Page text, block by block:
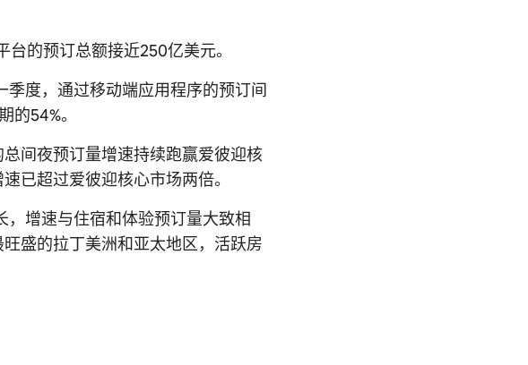
的预订总额接近250亿美元。
度，通过移动端应用程序的预订间
的54%。
间夜预订量增速持续跑赢爱彼迎核
已超过爱彼迎核心市场两倍。
增速与住宿和体验预订量大致相
盛的拉丁美洲和亚太地区，活跃房